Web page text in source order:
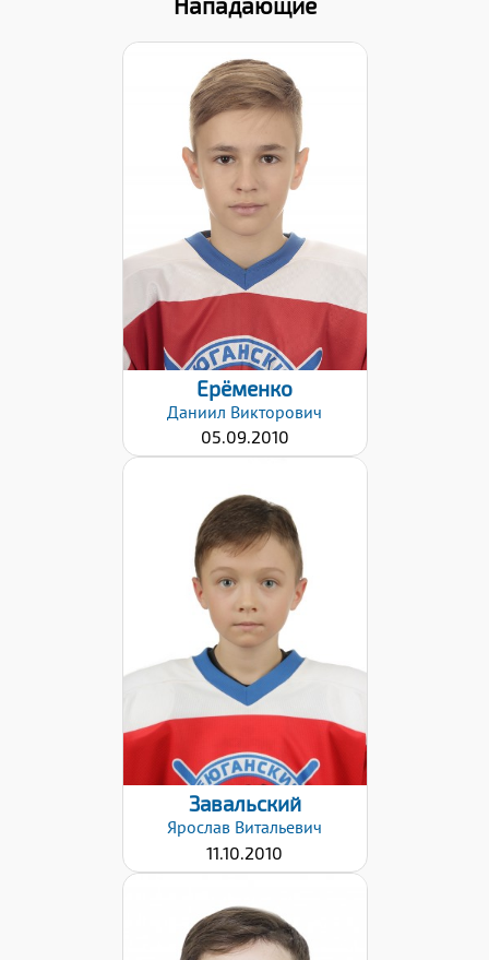
Дата заявки:
09.12.2021
Ерёменко
Даниил Викторович
05.09.2010
Дата заявки:
09.12.2021
Завальский
Ярослав Витальевич
11.10.2010